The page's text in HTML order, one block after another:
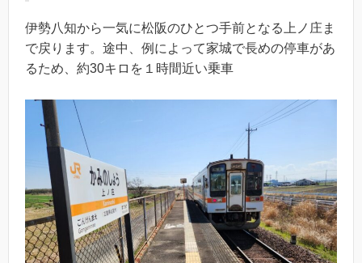
伊勢八知から一気に松阪のひとつ手前となる上ノ庄ま
で戻ります。途中、例によって家城で長めの停車があ
るため、約30キロを１時間近い乗車